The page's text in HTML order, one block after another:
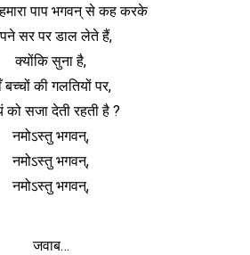
पाप भगवन् से कह करके
सर पर डाल लेते हैं,
क्योंकि सुना है,
बच्चों की गलतियों पर,
को सजा देती रहती है ?
नमोऽस्तु भगवन्,
नमोऽस्तु भगवन्,
नमोऽस्तु भगवन्,
जवाब…